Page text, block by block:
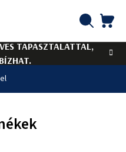
TAPASZTALATTAL,